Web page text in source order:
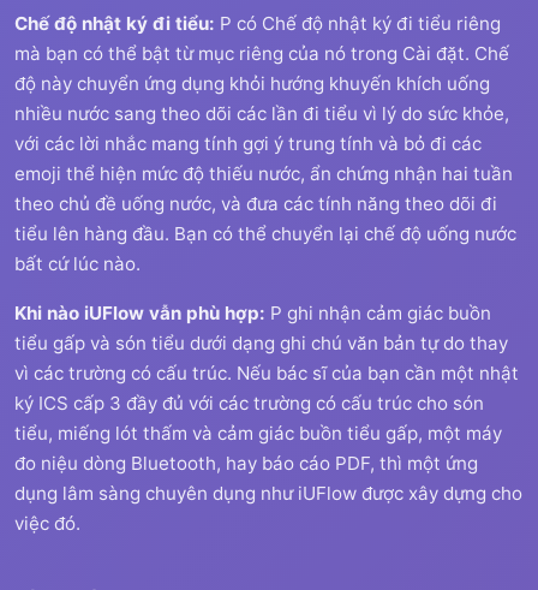
Chế độ nhật ký đi tiểu: P có Chế độ nhật ký đi tiểu riêng
mà bạn có thể bật từ mục riêng của nó trong Cài đặt. Chế
độ này chuyển ứng dụng khỏi hướng khuyến khích uống
nhiều nước sang theo dõi các lần đi tiểu vì lý do sức khỏe,
với các lời nhắc mang tính gợi ý trung tính và bỏ đi các
emoji thể hiện mức độ thiếu nước, ẩn chứng nhận hai tuần
theo chủ đề uống nước, và đưa các tính năng theo dõi đi
tiểu lên hàng đầu. Bạn có thể chuyển lại chế độ uống nước
bất cứ lúc nào.
Khi nào iUFlow vẫn phù hợp: P ghi nhận cảm giác buồn
tiểu gấp và són tiểu dưới dạng ghi chú văn bản tự do thay
vì các trường có cấu trúc. Nếu bác sĩ của bạn cần một nhật
ký ICS cấp 3 đầy đủ với các trường có cấu trúc cho són
tiểu, miếng lót thấm và cảm giác buồn tiểu gấp, một máy
đo niệu dòng Bluetooth, hay báo cáo PDF, thì một ứng
dụng lâm sàng chuyên dụng như iUFlow được xây dựng cho
việc đó.